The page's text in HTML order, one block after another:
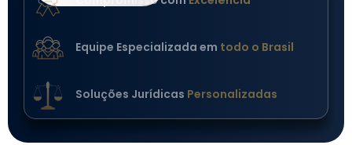
Equipe Especializada em todo o Brasil
Soluções Jurídicas Personalizadas